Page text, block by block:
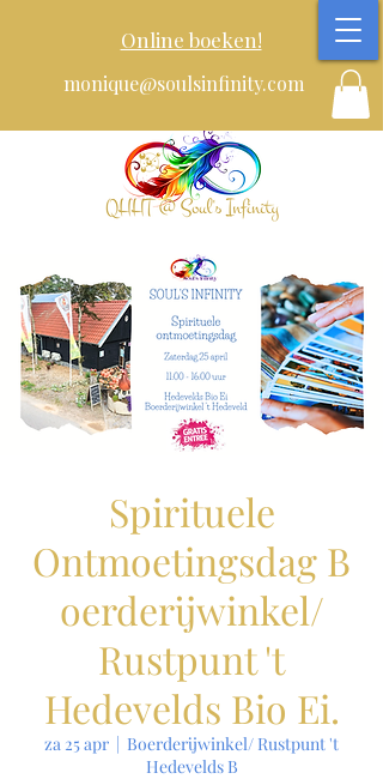
Online boeken!
monique@soulsinfinity.com
Spirituele
Ontmoetingsdag B
oerderijwinkel/
Rustpunt 't
Hedevelds Bio Ei.
za 25 apr
  |
Boerderijwinkel/ Rustpunt 't
Hedevelds B